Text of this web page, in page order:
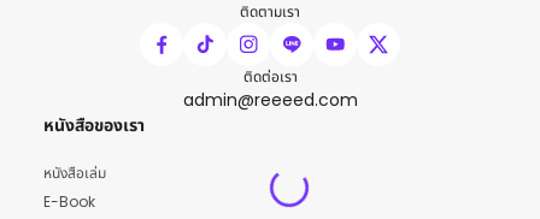
ติดตามเรา
ติดต่อเรา
admin@reeeed.com
หนังสือของเรา
หนังสือเล่ม
E-Book